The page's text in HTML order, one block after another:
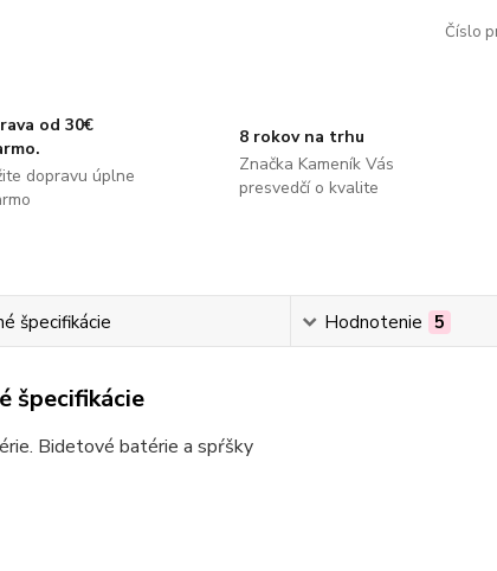
Číslo
od 30€
dopravu úplne
8 rokov na trhu
Značka Kameník Vás
presvedčí o kvalite
špecifikácie Hodnotenie 5
špecifikácie
Bidetové batérie a spŕšky